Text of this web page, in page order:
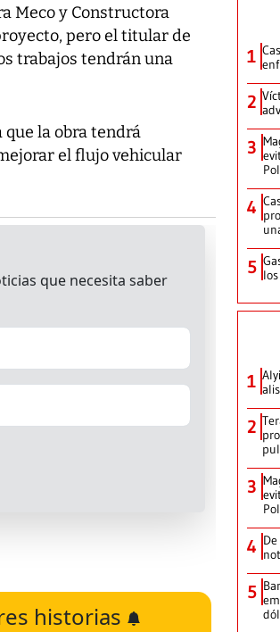
Meco y Constructora
pero el titular de
trabajos tendrán una
que la obra tendrá
el flujo vehicular
historias
1
2
3
4
5
1
2
3
4
5